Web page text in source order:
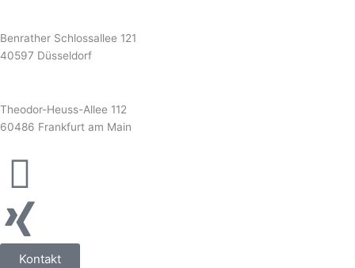
Benrather Schlossallee 121
40597 Düsseldorf
Theodor-Heuss-Allee 112
60486 Frankfurt am Main
Kontakt